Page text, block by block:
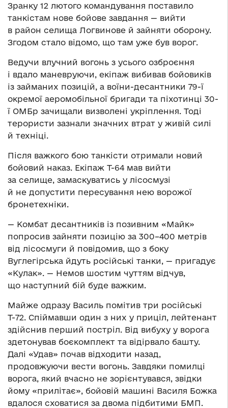
Зранку 12 лютого командування поставило
танкістам нове бойове завдання — вийти
в район селища Логвинове й зайняти оборону.
Згодом стало відомо, що там уже був ворог.
Ведучи влучний вогонь з усього озброєння
і вдало маневруючи, екіпаж вибивав бойовиків
із займаних позицій, а воїни-десантники 79-ї
окремої аеромобільної бригади та піхотинці 30-
ї ОМБр зачищали визволені укріплення. Тоді
терористи зазнали значних втрат у живій силі
й техніці.
Після важкого бою танкісти отримали новий
бойовий наказ. Екіпаж Т-64 мав вийти
за селище, замаскуватись у лісосмузі
й не допустити пересування нею ворожої
бронетехніки.
— Комбат десантників із позивним «Майк»
попросив зайняти позицію за 300–400 метрів
від лісосмуги й повідомив, що з боку
Вуглегірська йдуть російські танки, — пригадує
«Кулак». — Немов шостим чуттям відчув,
що наступний бій буде важким.
Майже одразу Василь помітив три російські
Т-72. Спіймавши один з них у приціл, лейтенант
здійснив перший постріл. Від вибуху у ворога
здетонував боєкомплект та відірвало башту.
Далі «Удав» почав відходити назад,
продовжуючи вести вогонь. Завдяки помилці
ворога, який вчасно не зорієнтувався, звідки
йому «прилітає», бойовій машині Василя Божка
вдалося сховатися за двома підбитими БМП.